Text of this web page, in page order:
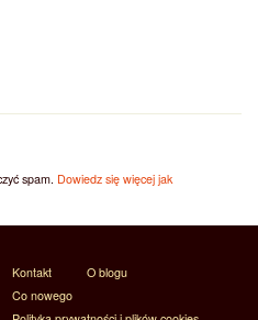
spam. Dowiedz się więcej jak
Kontakt
O blogu
Co nowego